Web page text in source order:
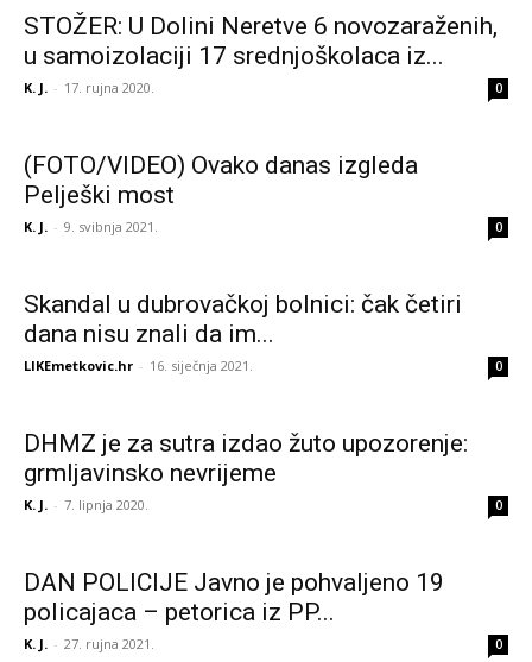
STOŽER: U Dolini Neretve 6 novozaraženih,
u samoizolaciji 17 srednjoškolaca iz...
K. J. - 17. rujna 2020. 0
(FOTO/VIDEO) Ovako danas izgleda
Pelješki most
K. J. - 9. svibnja 2021. 0
Skandal u dubrovačkoj bolnici: čak četiri
dana nisu znali da im...
LIKEmetkovic.hr - 16. siječnja 2021. 0
DHMZ je za sutra izdao žuto upozorenje:
grmljavinsko nevrijeme
K. J. - 7. lipnja 2020. 0
DAN POLICIJE Javno je pohvaljeno 19
policajaca – petorica iz PP...
K. J. - 27. rujna 2021. 0